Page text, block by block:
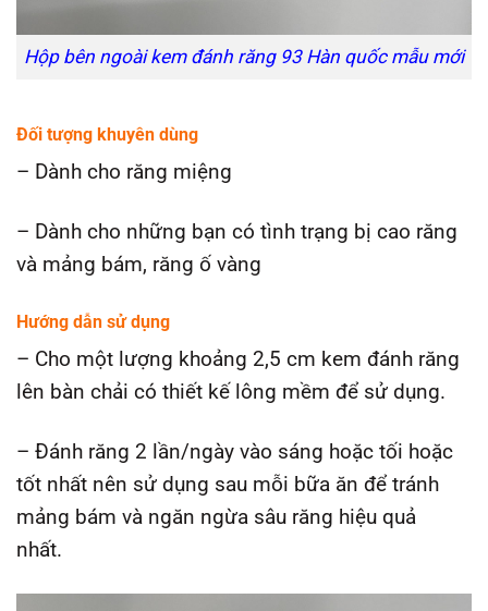
Hộp bên ngoài kem đánh răng 93 Hàn quốc mẫu mới
Đối tượng khuyên dùng
– Dành cho răng miệng
– Dành cho những bạn có tình trạng bị cao răng
và mảng bám, răng ố vàng
Hướng dẫn sử dụng
– Cho một lượng khoảng 2,5 cm kem đánh răng
lên bàn chải có thiết kế lông mềm để sử dụng.
– Đánh răng 2 lần/ngày vào sáng hoặc tối hoặc
tốt nhất nên sử dụng sau mỗi bữa ăn để tránh
mảng bám và ngăn ngừa sâu răng hiệu quả
nhất.